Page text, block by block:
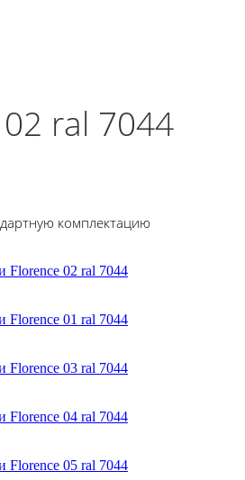
ral 7044
комплектацию